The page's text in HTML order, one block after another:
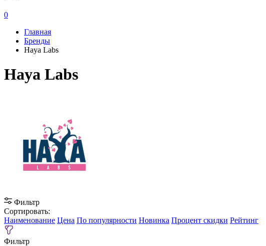
0
Главная
Бренды
Haya Labs
Haya Labs
Фильтр
Сортировать:
Наименование Цена По популярности Новинка Процент скидки Рейтинг
Фильтр